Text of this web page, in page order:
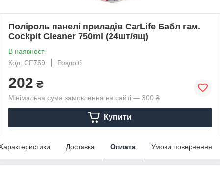
Поліроль панелі приладів CarLife Бабл гам.
Cockpit Cleaner 750ml (24шт/ящ)
В наявності
Код: CF759
Роздріб
202 ₴
Мінімальна сума замовлення на сайті — 300 ₴
Купити
Доставка Оплата Умови повернення